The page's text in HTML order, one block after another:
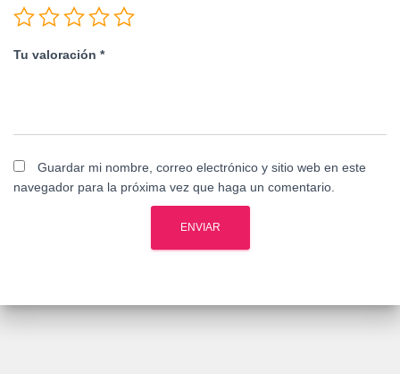
Tu valoración *
Guardar mi nombre, correo electrónico y sitio web en este
navegador para la próxima vez que haga un comentario.